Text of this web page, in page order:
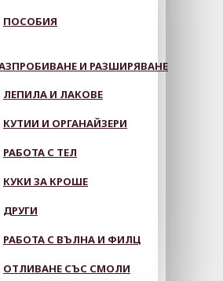
ПОСОБИЯ
И РАЗШИРЯВАНЕ
ЛЕПИЛА И ЛАКОВЕ
КУТИИ И ОРГАНАЙЗЕРИ
РАБОТА С ТЕЛ
КУКИ ЗА КРОШЕ
ДРУГИ
РАБОТА С ВЪЛНА И ФИЛЦ
ОТЛИВАНЕ СЪС СМОЛИ